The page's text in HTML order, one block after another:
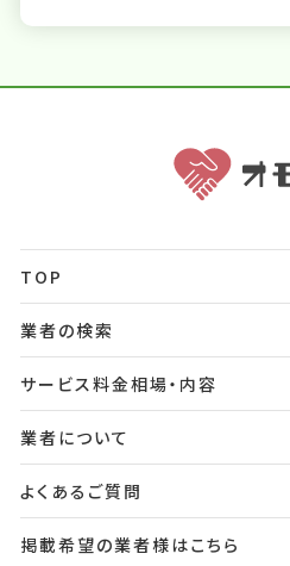
TOP
業者の検索
サービス料金相場・内容
業者について
よくあるご質問
掲載希望の業者様はこちら